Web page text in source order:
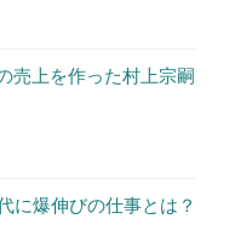
売上を作った村上宗嗣
に爆伸びの仕事とは？